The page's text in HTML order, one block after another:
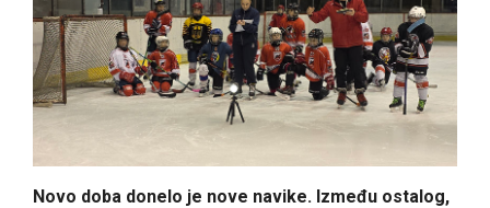
Novo doba donelo je nove navike. Između ostalog,